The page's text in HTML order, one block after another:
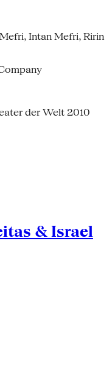
Intan Mefri, Ririn
der Welt 2010
& Israel